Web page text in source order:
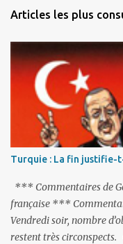
n
i
Articles les plus
Turquie : La fin justifie-
*** Commentaires de
française ***
Vendredi soir, nombre
restent très